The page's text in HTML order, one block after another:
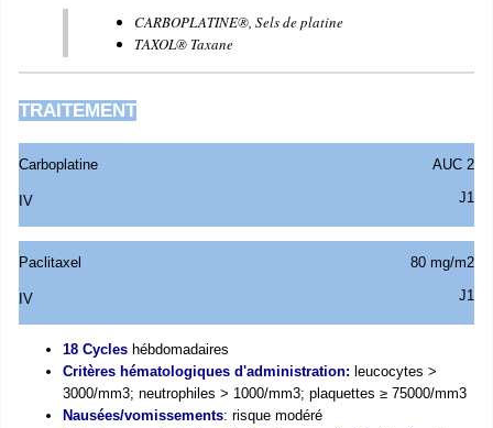
CARBOPLATINE®, Sels de platine
TAXOL® Taxane
TRAITEMENT
Carboplatine
IV
AUC 2
J1
Paclitaxel
IV
80 mg/m2
J1
18 Cycles hébdomadaires
Critères hématologiques d'administration: leucocytes >
3000/mm3; neutrophiles > 1000/mm3; plaquettes ≥ 75000/mm3
Nausées/vomissements: risque modéré